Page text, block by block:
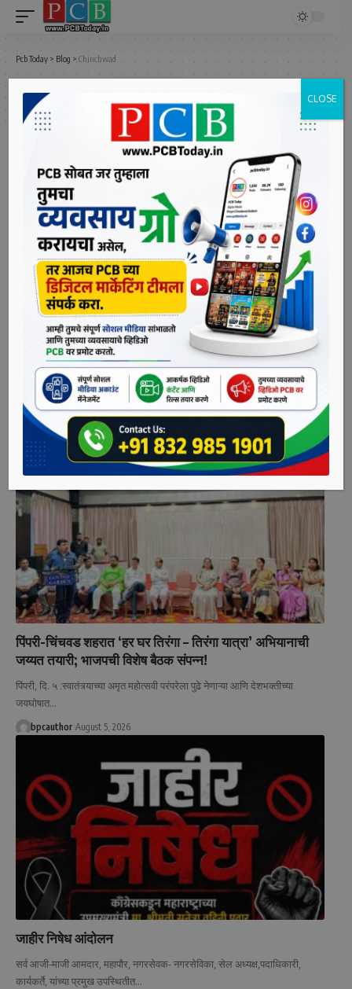
Pcb Today > Blog > Chinchwad
Chinchwad
Latest Chinchwad News
हर्षवर्धन सपकाळ यांनी त्वरित जाहीर माफी मागावी.. योगेश बहल
पिंपरी, दि. ५ -पिंपरी चिंचवड शहर राष्ट्रवादी काँग्रेस पार्टीच्या वतीने शहराध्यक्ष योगेश
bpcauthor August 5, 2026
पिंपरी-चिंचवड शहरात ‘हर घर तिरंगा – तिरंगा यात्रा’ अभियानाची
जय्यत तयारी; भाजपची विशेष बैठक संपन्न!
​पिंपरी, दि. ५ :स्वातंत्र्याच्या अमृत महोत्सवी परंपरेला पुढे नेणाऱ्या आणि देशभक्तीच्या
जयघोषात…
bpcauthor August 5, 2026
जाहीर निषेध आंदोलन
सर्व आजी-माजी आमदार, महापौर, नगरसेवक- नगरसेविका, सेल अध्यक्ष,पदाधिकारी,
कार्यकर्ते, यांच्या प्रमुख उपस्थितीत…
CLOSE